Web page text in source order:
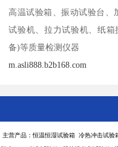
高温试验箱、振动试验台、
试验机、拉力试验机、纸
备)等质量检测仪器
m.asli888.b2b168.com
主营产品：恒温恒湿试验箱 冷热冲击试